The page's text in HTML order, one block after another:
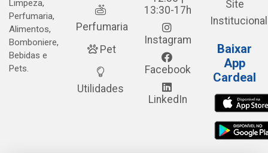
Limpeza,
Perfumaria,
Alimentos,
Bomboniere,
Bebidas e
Pets.
Perfumaria
Pet
Utilidades
13:30-17h
Instagram
Facebook
LinkedIn
Site
Institucional
Baixar
App
Cardeal